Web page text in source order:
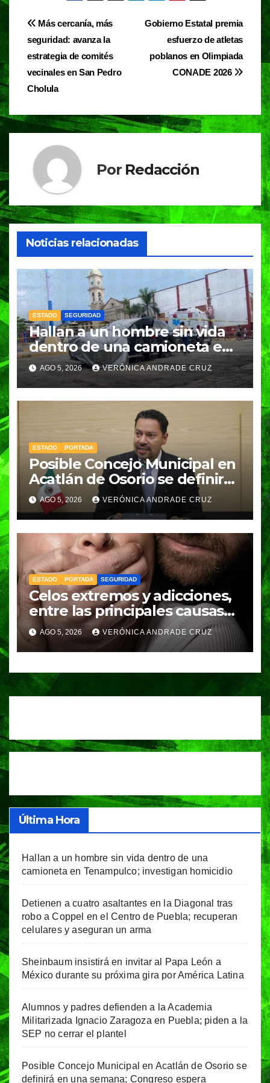
e
b
o
o
k
s
A
p
p
Navegación
de
entradas
Gobierno Estatal premia
esfuerzo de atletas
poblanos en Olimpiada
CONADE 2026
Más cercanía, más
seguridad: avanza la
estrategia de comités
vecinales en San Pedro
Cholula
Por Redacción
Noticias relacionadas
ESTADO SEGURIDAD
Hallan a un hombre sin vida
dentro de una camioneta en
Tenampulco; investigan
homicidio
AGO 5, 2026 VERÓNICA ANDRADE CRUZ
ESTADO PORTADA
Posible Concejo Municipal en
Acatlán de Osorio se definirá
en una semana; Congreso
espera resolución de
Gobernación
AGO 5, 2026 VERÓNICA ANDRADE CRUZ
ESTADO PORTADA SEGURIDAD
Celos extremos y adicciones,
entre las principales causas
de feminicidio en Puebla:
Fiscalía
AGO 5, 2026 VERÓNICA ANDRADE CRUZ
Última Hora
Hallan a un hombre sin vida dentro de una
camioneta en Tenampulco; investigan homicidio
Detienen a cuatro asaltantes en la Diagonal tras
robo a Coppel en el Centro de Puebla; recuperan
celulares y aseguran un arma
Sheinbaum insistirá en invitar al Papa León a
México durante su próxima gira por América Latina
Alumnos y padres defienden a la Academia
Militarizada Ignacio Zaragoza en Puebla; piden a la
SEP no cerrar el plantel
Posible Concejo Municipal en Acatlán de Osorio se
definirá en una semana; Congreso espera